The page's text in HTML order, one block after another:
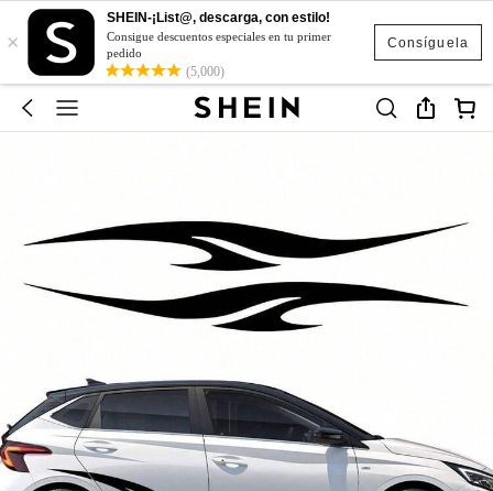
Consíguela
×
SHEIN-¡List@, descarga, con estilo!
Consigue descuentos especiales en tu primer
pedido
(5,000)